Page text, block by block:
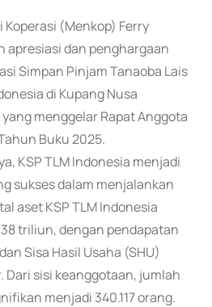
(Menkop) Ferry
apresiasi dan penghargaan
Simpan Pinjam Tanaoba Lais
di Kupang Nusa
menggelar Rapat Anggota
Buku 2025.
KSP TLM Indonesia menjadi
sukses dalam menjalankan
aset KSP TLM Indonesia
triliun, dengan pendapatan
Sisa Hasil Usaha (SHU)
Dari sisi keanggotaan, jumlah
menjadi 340.117 orang.